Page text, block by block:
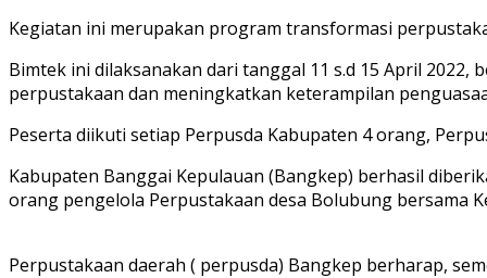
Kegiatan ini merupakan program transformasi
Bimtek ini dilaksanakan dari tanggal 11 s.d 15 April
perpustakaan dan meningkatkan keterampilan
Peserta diikuti setiap Perpusda Kabupaten 4 orang,
Kabupaten Banggai Kepulauan (Bangkep) berhasil
orang pengelola Perpustakaan desa Bolubung bersama
Perpustakaan daerah ( perpusda) Bangkep berharap,